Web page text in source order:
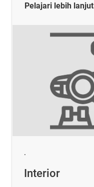
.
Interior
Pelajari lebih lanjut